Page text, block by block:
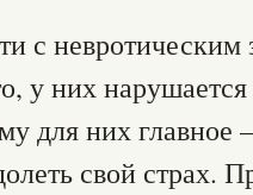
с
у них
для них главное
свой страх.